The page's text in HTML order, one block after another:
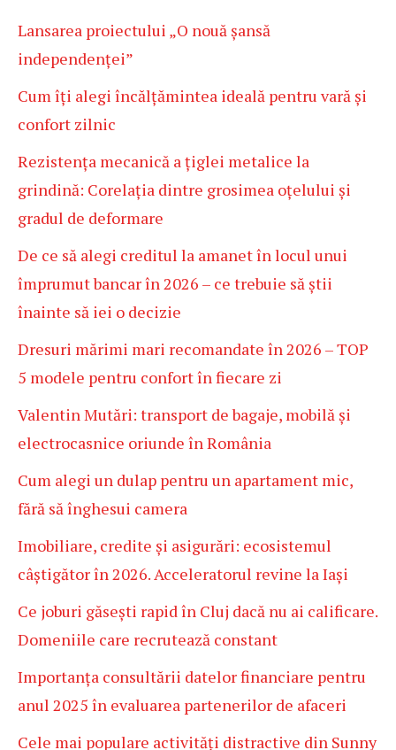
Lansarea proiectului „O nouă șansă
independenței”
Cum îți alegi încălțămintea ideală pentru vară și
confort zilnic
Rezistența mecanică a țiglei metalice la
grindină: Corelația dintre grosimea oțelului și
gradul de deformare
De ce să alegi creditul la amanet în locul unui
împrumut bancar în 2026 – ce trebuie să știi
înainte să iei o decizie
Dresuri mărimi mari recomandate în 2026 – TOP
5 modele pentru confort în fiecare zi
Valentin Mutări: transport de bagaje, mobilă și
electrocasnice oriunde în România
Cum alegi un dulap pentru un apartament mic,
fără să înghesui camera
Imobiliare, credite și asigurări: ecosistemul
câștigător în 2026. Acceleratorul revine la Iași
Ce joburi găsești rapid în Cluj dacă nu ai calificare.
Domeniile care recrutează constant
Importanța consultării datelor financiare pentru
anul 2025 în evaluarea partenerilor de afaceri
Cele mai populare activități distractive din Sunny